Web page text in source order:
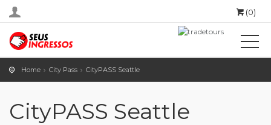
(0)
Home City Pass CityPASS Seattle
CityPASS Seattle